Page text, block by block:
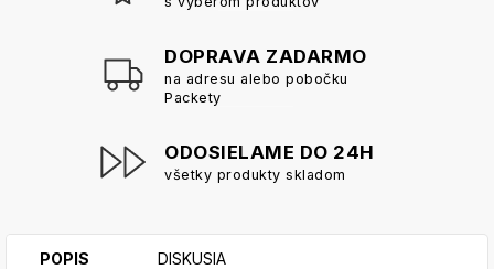
DOPRAVA ZADARMO
na adresu alebo pobočku
Packety
ODOSIELAME DO 24H
všetky produkty skladom
POPIS DISKUSIA